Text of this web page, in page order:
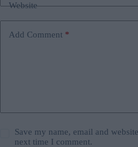
Website
Add Comment *
Save my name, email and
next time I comment.